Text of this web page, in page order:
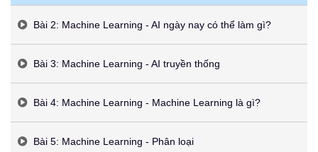
Bài 2: Machine Learning - AI ngày nay có thể làm gì?
Bài 3: Machine Learning - AI truyền thống
Bài 4: Machine Learning - Machine Learning là gì?
Bài 5: Machine Learning - Phân loại